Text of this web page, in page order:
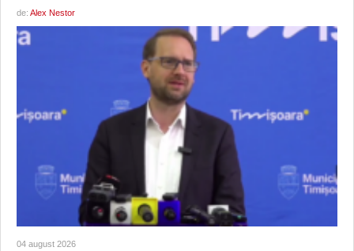
de: Alex Nestor
04 august 2026